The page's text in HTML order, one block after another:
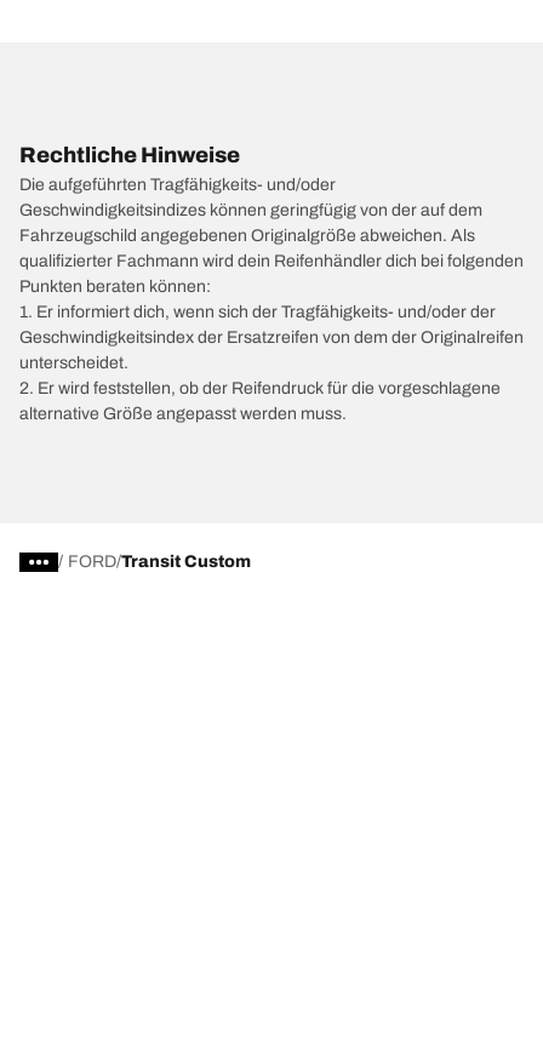
Rechtliche Hinweise
Die aufgeführten Tragfähigkeits- und/oder
Geschwindigkeitsindizes können geringfügig von der auf dem
Fahrzeugschild angegebenen Originalgröße abweichen. Als
qualifizierter Fachmann wird dein Reifenhändler dich bei folgenden
Punkten beraten können:
1. Er informiert dich, wenn sich der Tragfähigkeits- und/oder der
Geschwindigkeitsindex der Ersatzreifen von dem der Originalreifen
unterscheidet.
2. Er wird feststellen, ob der Reifendruck für die vorgeschlagene
alternative Größe angepasst werden muss.
/ FORD Transit Custom